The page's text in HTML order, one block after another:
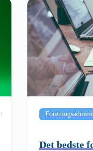
Det bedste